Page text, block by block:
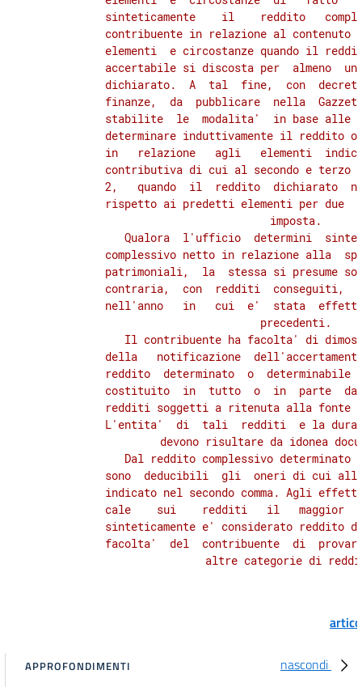
TITOLO VI
DISPOSIZIONI PER AGEVOLARE
LA DEFINIZIONE DELLE SITUAZIONI
E PENDENZE TRIBUTARIE
CAPO III
TITOLO VI
DISPOSIZIONI PER AGEVOLARE
LA DEFINIZIONE DELLE SITUAZIONI
E PENDENZE TRIBUTARIE
CAPO IV
SOSTITUTI DI IMPOSTA
TITOLO VI
DISPOSIZIONI PER AGEVOLARE
sinteticamente    il    reddito
contribuente in relazione al contenuto
elementi  e circostanze quando il
accertabile si discosta per  almeno
dichiarato.  A  tal  fine,  con
finanze,  da  pubblicare  nella
stabilite  le  modalita'  in base alle
determinare induttivamente il reddito
in   relazione   agli   elementi
contributiva di cui al secondo e terzo
2,   quando  il  reddito  dichiarato
rispetto ai predetti elementi per due
          imposta.
Qualora  l'ufficio  determini
complessivo netto in relazione alla
patrimoniali,  la  stessa si presume
contraria,  con  redditi  conseguiti,
nell'anno   in   cui  e'  stata
          precedenti.
Il contribuente ha facolta' di
della   notificazione
reddito  determinato  o  determinabile
costituito  in  tutto  o  in  parte
redditi soggetti a ritenuta alla fonte
L'entita'  di  tali  redditi  e la
devono risultare da idonea
Dal reddito complessivo determinato
sono  deducibili  gli  oneri di cui
indicato nel secondo comma. Agli
cale    sui    redditi   il   maggior
sinteticamente e' considerato reddito
facolta'  del  contribuente  di
nascondi
APPROFONDIMENTI